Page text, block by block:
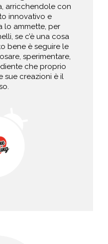
arricchendole con
innovativo e
lo ammette, per
se c’è una cosa
bene è seguire le
sperimentare,
che proprio
sue creazioni è il